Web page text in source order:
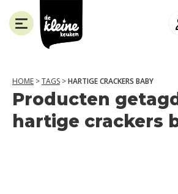
de
Kleine
Keuken
SLUITEN
HOME >TAGS >HARTIGE CRACKERS BABY
Producten
hartige crackers